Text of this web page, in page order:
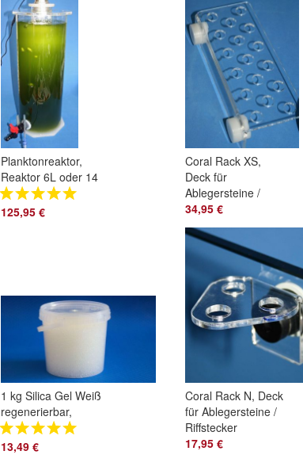
Planktonreaktor,
Reaktor 6L oder 14
Liter für Plankton
125,95 €
Coral Rack XS,
Deck für
Ablegersteine /
Riffstecker
34,95 €
1 kg Silica Gel Weiß
regenerierbar,
Trockenmittel ohne
Indikator, Silikagel
13,49 €
Coral Rack N, Deck
für Ablegersteine /
Riffstecker
17,95 €